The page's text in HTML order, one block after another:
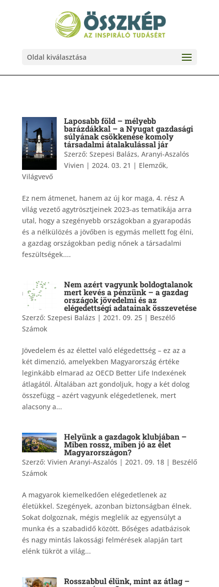
Oldal kiválasztása
Laposabb föld – mélyebb
barázdákkal – a Nyugat gazdasági
súlyának csökkenése komoly
társadalmi átalakulással jár
Szerző: Szepesi Balázs, Aranyi-Aszalós
Vivien | 2024. 03. 21 | Elemzők,
Világvevő
Ez nem átmenet, hanem az új kor maga, 4. rész A
világ vezető agytrösztjeinek 2023-as tematikája arra
utal, hogy a szegényebb országokban a gyarapodás
és a nélkülözés a jövőben is egymás mellett fog élni,
a gazdag országokban pedig nőnek a társadalmi
feszültségek....
Nem azért vagyunk boldogtalanok
mert kevés a pénzünk – a gazdag
országok jövedelmi és az
elégedettségi adatainak összevetése
Szerző: Szepesi Balázs | 2021. 09. 25| Beszélő
Számok
Jövedelem és az élettel való elégedettség – ez az a
két dimenzió, amelyekben Magyarország értéke
leginkább elmarad az OECD Better Life Indexének
átlagától. Általában azt gondoljuk, hogy a két dolog
összefügg – azért vagyunk elégedetlenek, mert
alacsony a...
Helyünk a gazdagok klubjában –
Miben rossz, miben jó az élet
Magyarországon?
Szerző: Vivien Aranyi-Aszalós | 2021. 09. 18| Beszélő
Számok
A magyarok kiemelkedően elégedetlenek az
életükkel. Szegények, azonban biztonságban élnek.
Sokat dolgoznak, mégis meglelik az egyensúlyt a
munka és a szabadidő között. Bőséges adatbázisok
és nagy mintás lakossági felmérések alapján tart
elénk tükröt a világ...
Rosszabbul élünk, mint az átlag –